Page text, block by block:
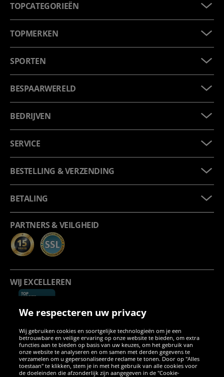
TOPCATEGORIEËN
TOPMERKEN
SPORTEN
BESPAARWERELD
BEDRIJVEN
SERVICE
BESTELLING & VERZENDING
BETALING
PARTNERS & VEILGHEID
WIJ EXCELLEREN
SOCIALE MEDIA
We respecteren uw privacy
Wij gebruiken cookies en soortgelijke technologieën om je een
betrouwbare en veilige ervaring op onze website te bieden, om extra
functies aan te bieden op basis van uw keuzes, om het gebruik van
onze website te analyseren en om samen met derden gegevens te
verzamelen om u gepersonaliseerde reclame te tonen. Door op "Alles
toestaan" te klikken, stem je in met het gebruik van alle cookies voor
de doeleinden die afzonderlijk zijn aangegeven in de "Cookie-